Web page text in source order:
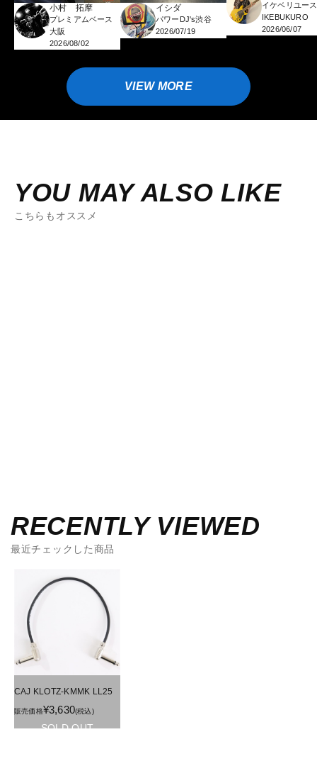
小村 拓摩
プレミアムベース
大阪
2026/08/02
イシダ
パワーDJ's渋谷
2026/07/19
イケベリユース
IKEBUKURO
2026/06/07
VIEW MORE
YOU MAY ALSO LIKE
こちらもオススメ
RECENTLY VIEWED
最近チェックした商品
SOLD OUT
CAJ KLOTZ-KMMK LL25
販売価格¥3,630(税込)